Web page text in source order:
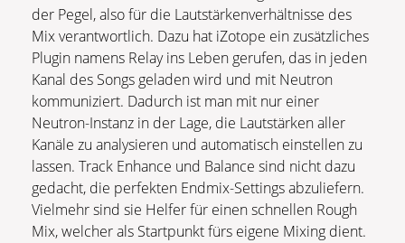
der Pegel, also für die Lautstärkenverhältnisse des
Mix verantwortlich. Dazu hat iZotope ein zusätzliches
Plugin namens Relay ins Leben gerufen, das in jeden
Kanal des Songs geladen wird und mit Neutron
kommuniziert. Dadurch ist man mit nur einer
Neutron-Instanz in der Lage, die Lautstärken aller
Kanäle zu analysieren und automatisch einstellen zu
lassen. Track Enhance und Balance sind nicht dazu
gedacht, die perfekten Endmix-Settings abzuliefern.
Vielmehr sind sie Helfer für einen schnellen Rough
Mix, welcher als Startpunkt fürs eigene Mixing dient.